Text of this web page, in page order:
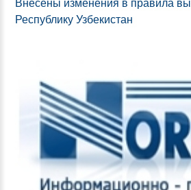
Внесены изменения в правила
Республику Узбекистан